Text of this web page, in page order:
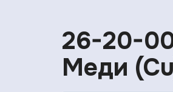
26-20-
Меди